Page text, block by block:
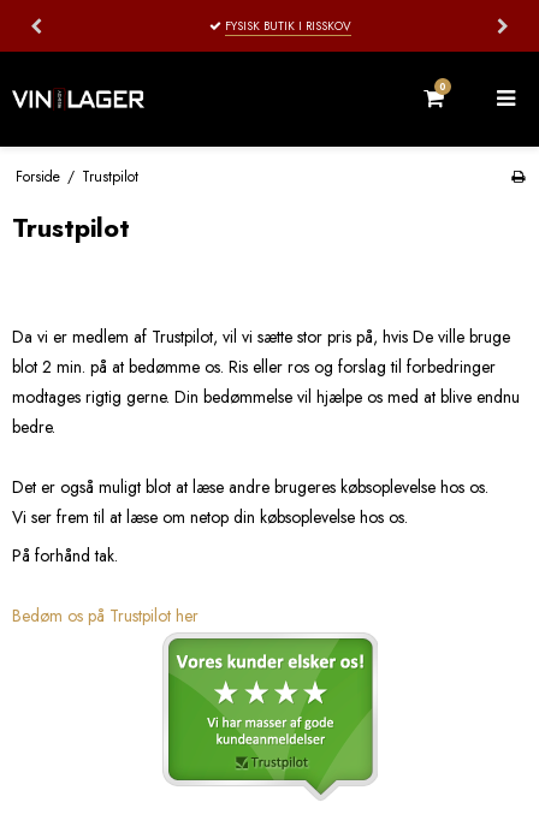
FYSISK BUTIK I RISSKOV
0
Forside / Trustpilot
Trustpilot
Da vi er medlem af Trustpilot, vil vi sætte stor pris på, hvis De ville bruge
blot 2 min. på at bedømme os. Ris eller ros og forslag til forbedringer
modtages rigtig gerne. Din bedømmelse vil hjælpe os med at blive endnu
bedre.
Det er også muligt blot at læse andre brugeres købsoplevelse hos os.
Vi ser frem til at læse om netop din købsoplevelse hos os.
På forhånd tak.
Bedøm os på Trustpilot her